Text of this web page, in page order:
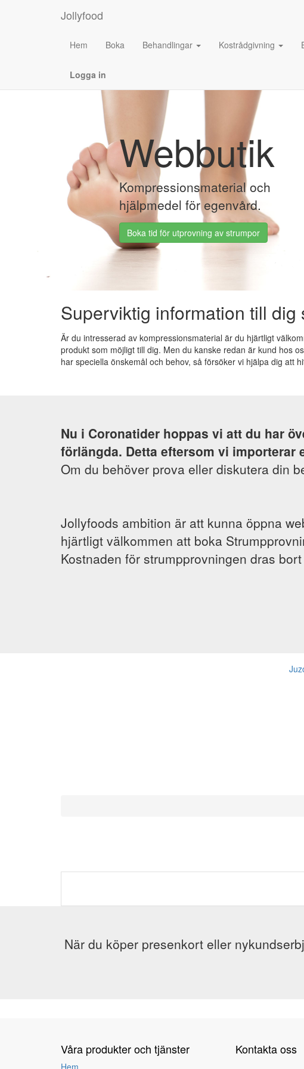
Jollyfood
Hem Boka Behandlingar Kostrådgivning
Logga in
Webbutik
Kompressionsmaterial och
hjälpmedel för egenvård.
Boka tid för utprovning av strumpor
Superviktig information till
Är du intresserad av kompressionsmaterial är du hjärtligt
produkt som möjligt till dig. Men du kanske redan är kund hos
har speciella önskemål och behov, så försöker vi hjälpa dig att
Nu i Coronatider hoppas vi att du har
förlängda. Detta eftersom vi importerar
Om du behöver prova eller diskutera din
Jollyfoods ambition är att kunna öppna
hjärtligt välkommen att boka
Kostnaden för strumpprovningen dras
När du köper presenkort eller
Våra produkter och tjänster
Hem
Kontakta oss